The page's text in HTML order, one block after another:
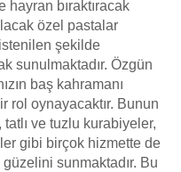
bıraktıracak
özel pastalar
istenilen şekilde
sunulmaktadır. Özgün
baş kahramanı
rol oynayacaktır. Bunun
tatlı ve tuzlu kurabiyeler,
gibi birçok hizmette de
sunmaktadır. Bu